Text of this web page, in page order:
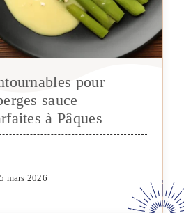
pour
sauce
à Pâques
mars 2026